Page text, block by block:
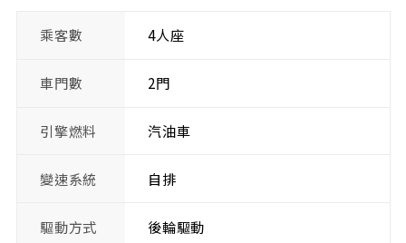
乘客數 4人座
車門數 2門
引擎燃料 汽油車
變速系統 自排
驅動方式 後輪驅動